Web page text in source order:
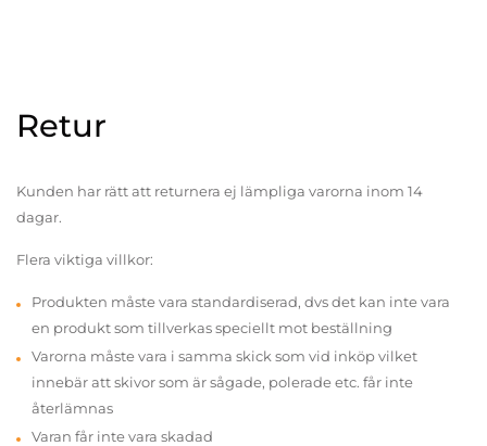
Retur
Kunden har rätt att returnera ej lämpliga varorna inom 14
dagar.
Flera viktiga villkor:
Produkten måste vara standardiserad, dvs det kan inte vara
en produkt som tillverkas speciellt mot beställning
Varorna måste vara i samma skick som vid inköp vilket
innebär att skivor som är sågade, polerade etc. får inte
återlämnas
Varan får inte vara skadad